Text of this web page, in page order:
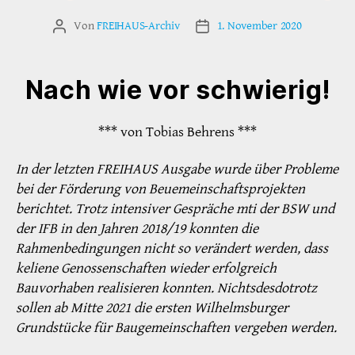
Beitragsautor
VonFREIHAUS-Archiv Veröffentlichungsdatum
1. November 2020
Nach wie vor schwierig!
*** von Tobias Behrens ***
In der letzten FREIHAUS Ausgabe wurde über Probleme
bei der Förderung von Beuemeinschaftsprojekten
berichtet. Trotz intensiver Gespräche mti der BSW und
der IFB in den Jahren 2018/19 konnten die
Rahmenbedingungen nicht so verändert werden, dass
keliene Genossenschaften wieder erfolgreich
Bauvorhaben realisieren konnten. Nichtsdesdotrotz
sollen ab Mitte 2021 die ersten Wilhelmsburger
Grundstücke für Baugemeinschaften vergeben werden.